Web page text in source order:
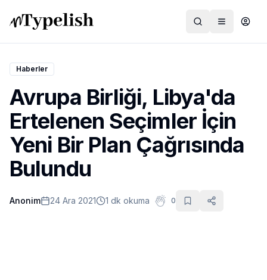
Dünya
Film ve Dizi
Kültür ve Sanat
Sağlık
Siyaset ve Tarih
Haberler
Avrupa Birliği, Libya'da
Ertelenen Seçimler İçin
Yeni Bir Plan Çağrısında
Bulundu
Anonim 24 Ara 2021 1 dk okuma 0